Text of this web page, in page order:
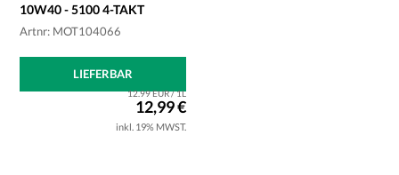
10W40 - 5100 4-TAKT
Artnr: MOT104066
LIEFERBAR
12.99 EUR / 1L
12,99 €
inkl. 19% MWST.